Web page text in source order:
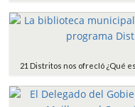
21 Distritos nos ofrecIó ¿Qué